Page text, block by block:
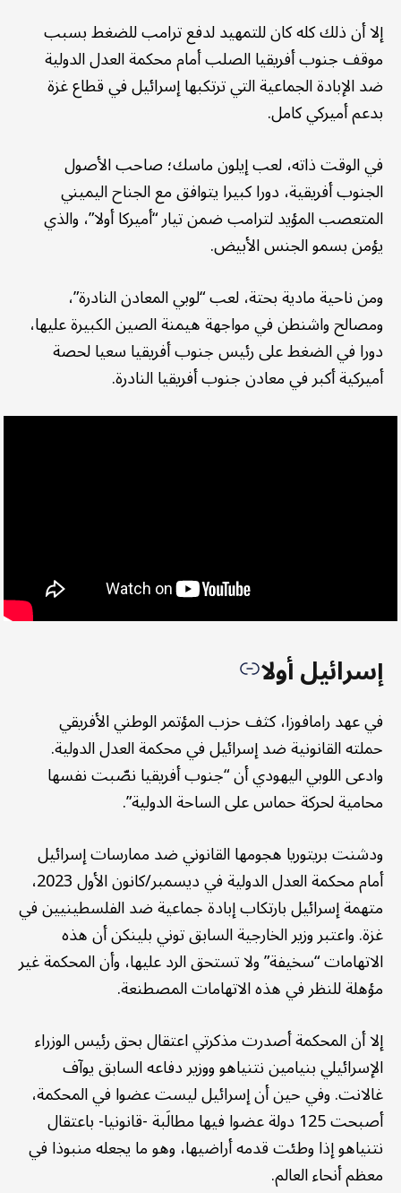
إلا أن ذلك كله كان للتمهيد لدفع ترامب للضغط بسبب
موقف جنوب أفريقيا الصلب أمام محكمة العدل الدولية
ضد الإبادة الجماعية التي ترتكبها إسرائيل في قطاع غزة
بدعم أميركي كامل.
في الوقت ذاته، لعب إيلون ماسك؛ صاحب الأصول
الجنوب أفريقية، دورا كبيرا يتوافق مع الجناح اليميني
المتعصب المؤيد لترامب ضمن تيار “أميركا أولا”، والذي
يؤمن بسمو الجنس الأبيض.
ومن ناحية مادية بحتة، لعب “لوبي المعادن النادرة”،
ومصالح واشنطن في مواجهة هيمنة الصين الكبيرة عليها،
دورا في الضغط على رئيس جنوب أفريقيا سعيا لحصة
أميركية أكبر في معادن جنوب أفريقيا النادرة.
إسرائيل أولا
في عهد رامافوزا، كثف حزب المؤتمر الوطني الأفريقي
حملته القانونية ضد إسرائيل في محكمة العدل الدولية.
وادعى اللوبي اليهودي أن “جنوب أفريقيا نصّبت نفسها
محامية لحركة حماس على الساحة الدولية”.
ودشنت بريتوريا هجومها القانوني ضد ممارسات إسرائيل
أمام محكمة العدل الدولية في ديسمبر/كانون الأول 2023،
متهمة إسرائيل بارتكاب إبادة جماعية ضد الفلسطينيين في
غزة. واعتبر وزير الخارجية السابق توني بلينكن أن هذه
الاتهامات “سخيفة” ولا تستحق الرد عليها، وأن المحكمة غير
مؤهلة للنظر في هذه الاتهامات المصطنعة.
إلا أن المحكمة أصدرت مذكرتي اعتقال بحق رئيس الوزراء
الإسرائيلي بنيامين نتنياهو ووزير دفاعه السابق يوآف
غالانت. وفي حين أن إسرائيل ليست عضوا في المحكمة،
أصبحت 125 دولة عضوا فيها مطالَبة -قانونيا- باعتقال
نتنياهو إذا وطئت قدمه أراضيها، وهو ما يجعله منبوذا في
معظم أنحاء العالم.